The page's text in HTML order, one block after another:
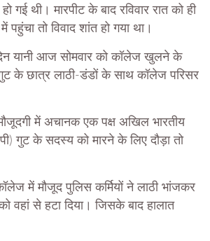
गई थी। मारपीट के बाद रविवार रात को ही
तो विवाद शांत हो गया था।
यानी आज सोमवार को कॉलेज खुलने के
के छात्र लाठी-डंडों के साथ कॉलेज परिसर
में अचानक एक पक्ष अखिल भारतीय
गुट के सदस्य को मारने के लिए दौड़ा तो
में मौजूद पुलिस कर्मियों ने लाठी भांजकर
वहां से हटा दिया। जिसके बाद हालात